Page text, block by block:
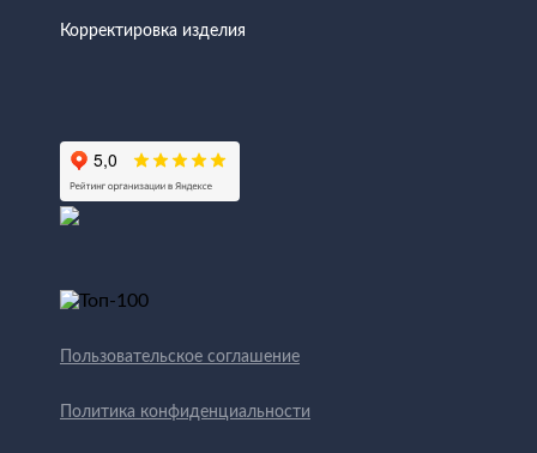
Корректировка изделия
Пользовательское соглашение
Политика конфиденциальности